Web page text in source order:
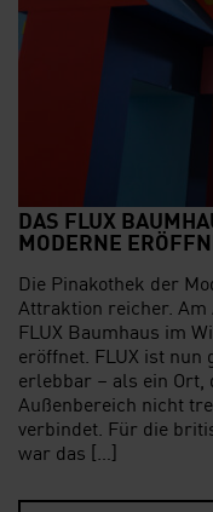
DAS FLUX
MODERNE
Die Pinakothek der
Attraktion reicher. Am
FLUX Baumhaus im
eröffnet. FLUX ist nun
erlebbar – als ein Ort,
Außenbereich nicht
verbindet. Für die
war das […]